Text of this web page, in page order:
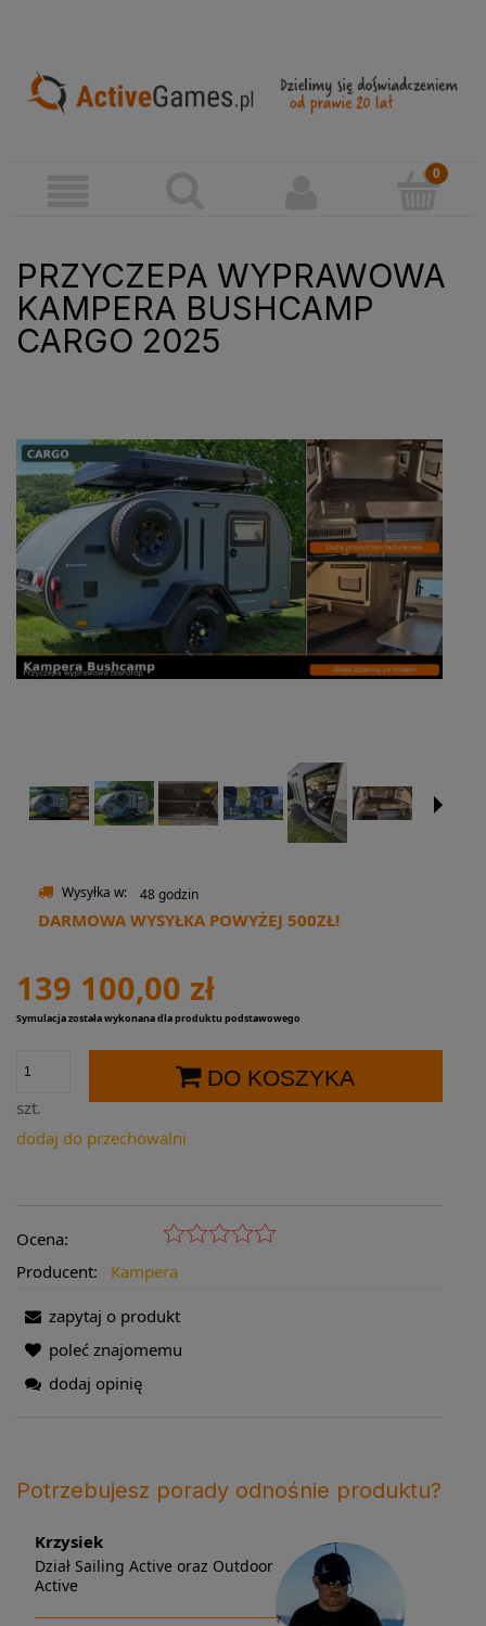
PRZYCZEPA WYPRAWOWA
KAMPERA BUSHCAMP
CARGO 2025
Wysyłka w: 48 godzin
DARMOWA WYSYŁKA POWYŻEJ 500ZŁ!
139 100,00 zł
Symulacja została wykonana dla produktu podstawowego
szt.
DO KOSZYKA
dodaj do przechowalni
Ocena:
Producent:
Kampera
zapytaj o produkt
poleć znajomemu
dodaj opinię
Potrzebujesz porady odnośnie produktu?
Krzysiek
Dział Sailing Active oraz Outdoor
Active